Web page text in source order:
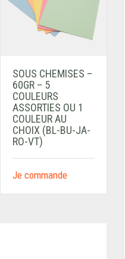
SOUS CHEMISES –
60GR – 5
COULEURS
ASSORTIES OU 1
COULEUR AU
CHOIX (BL-BU-JA-
RO-VT)
Je commande